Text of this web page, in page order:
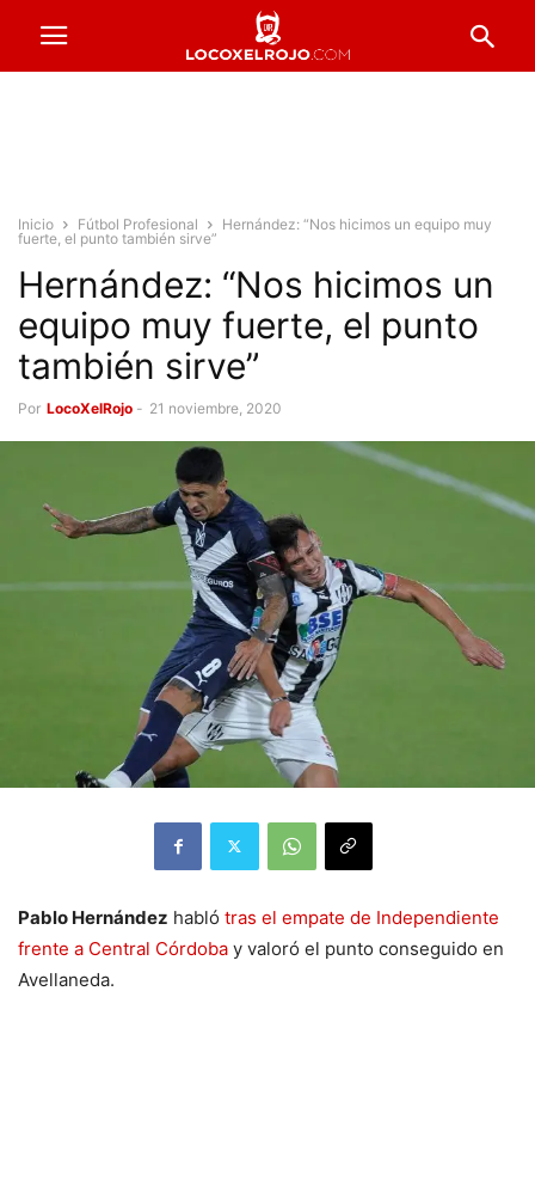
Inicio Fútbol Profesional
Hernández: “Nos hicimos un equipo muy
fuerte, el punto también sirve”
Hernández: “Nos hicimos un
equipo muy fuerte, el punto
también sirve”
Por LocoXelRojo - 21 noviembre, 2020
Pablo Hernández habló tras el empate de Independiente
frente a Central Córdoba y valoró el punto conseguido en
Avellaneda.